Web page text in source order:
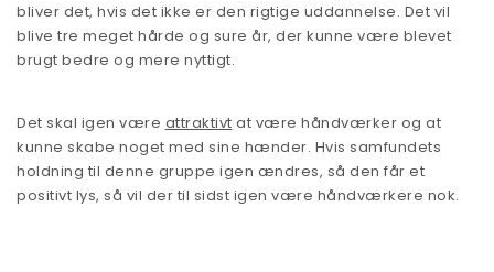
bliver det, hvis det ikke er den rigtige uddannelse. Det vil
blive tre meget hårde og sure år, der kunne være blevet
brugt bedre og mere nyttigt.
Det skal igen være attraktivt at være håndværker og at
kunne skabe noget med sine hænder. Hvis samfundets
holdning til denne gruppe igen ændres, så den får et
positivt lys, så vil der til sidst igen være håndværkere nok.